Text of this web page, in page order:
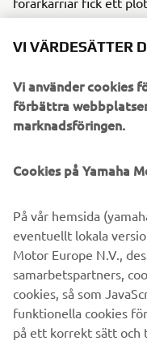
Yamaha-teamet i VM,
©Yamaha Motor
aldrig användas för
ändamål utan
Yamaha Motor Europe
Ltd.
Kör alltid på ett säkert
och lagar.
VI VÄRDESÄTTER
Vi använder cookies
förbättra
marknadsföringen.
Cookies på Yamaha
På vår hemsida
eventuellt lokala
Motor Europe N.V.,
samarbetspartners,
cookies, så som
funktionella cookies
på ett korrekt sätt och